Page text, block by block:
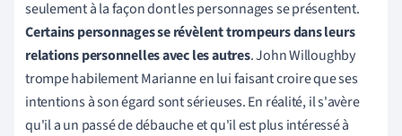
seulement à la façon dont les personnages se présentent.
Certains personnages se révèlent trompeurs dans leurs
relations personnelles avec les autres. John Willoughby
trompe habilement Marianne en lui faisant croire que ses
intentions à son égard sont sérieuses. En réalité, il s'avère
qu'il a un passé de débauche et qu'il est plus intéressé à